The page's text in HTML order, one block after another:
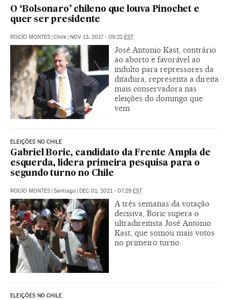
O ‘Bolsonaro’ chileno que louva Pinochet e
quer ser presidente
ROCÍO MONTES Chile NOV 13, 2017 - 09:22 EST
José Antonio Kast, contrário
ao aborto e favorável ao
indulto para repressores da
ditadura, representa a direita
mais conservadora nas
eleições do domingo que
vem
ELEIÇÕES NO CHILE
Gabriel Boric, candidato da Frente Ampla de
esquerda, lidera primeira pesquisa para o
segundo turno no Chile
ROCÍO MONTES Santiago DEC 01, 2021 - 07:29 EST
A três semanas da votação
decisiva, Boric supera o
ultradireitista José Antonio
Kast, que somou mais votos
no primeiro turno.
ELEIÇÕES NO CHILE